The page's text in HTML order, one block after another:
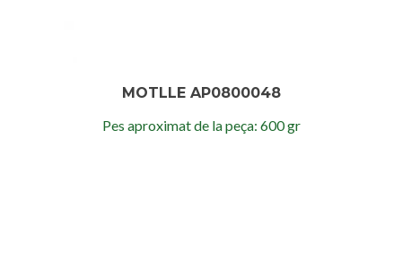
MOTLLE AP0800048
Pes aproximat de la peça: 600 gr